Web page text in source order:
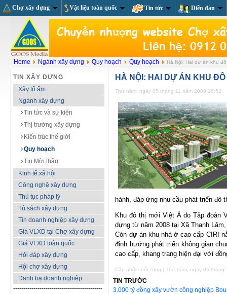
Chợ xây dựng Vật liệu toàn quốc Tin tức Diễn đàn
Home Ngành xây dựng Quy hoạch Quy hoạch Hà Nội: Hai dự án khu
TIN XÂY DỰNG
Xây tổ ấm
Ngành xây dựng
Tin tức và sự kiện
Thị trường xây dựng
Kiến trúc thế giới
Quy hoạch
Tin Mời thầu
Kinh tế xã hội
Công nghệ xây dựng
Thủ tục pháp lý
Tủ sách xây dựng
Tin doanh nghiệp xây dựng
Giá VLXD tại Chợ xây dựng
Giá VLXD toàn quốc
Hỏi đáp xây dựng
Hội chợ xây dựng
Danh bạ doanh nghiệp
--------------------------------------------
HÀ NỘI: HAI DỰ ÁN KHU
Thứ năm, ngày 05 tháng 11 năm 2009 16:52
hành, đáp ứng nhu cầu phát triển
Khu đô thị mới Việt Á do Tập đoàn
dựng từ năm 2008 tại Xã Thanh
Còn dự án khu nhà ở cao cấp CIRI
định hướng phát triển không gian
cao cấp, khang trang hiện đại với
Cập nhật cuối cùng ( Thứ năm, ngày 05 tháng
TIN TRƯỚC
3.000 tỷ đồng xây vườn công nghiệp